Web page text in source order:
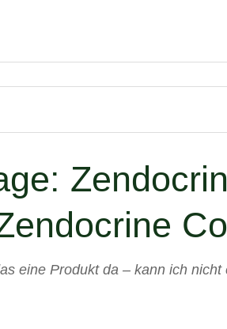
eine Produkt da – kann ich